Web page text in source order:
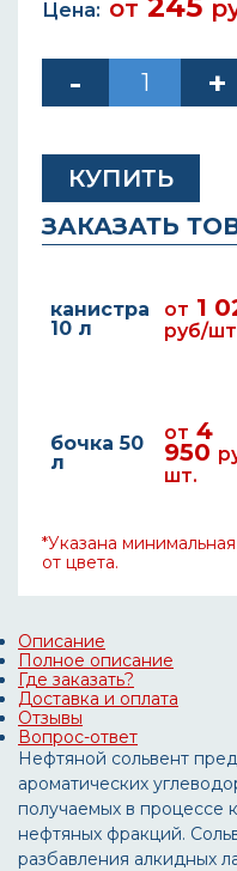
Цена: от
КУПИТЬ
ЗАКАЗАТЬ
канистра
10 л
от 1
руб/
бочка 50
л
от 4
950
шт.
*Указана
от цвета.
Описание
Полное описание
Где заказать?
Доставка и оплата
Отзывы
Вопрос-ответ
Нефтяной сольвент
ароматических
получаемых в процессе
нефтяных фракций.
разбавления алкидных